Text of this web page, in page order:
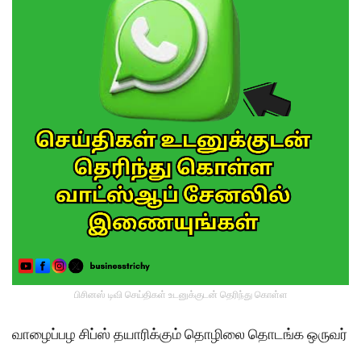
பிசினஸ் டிவி செய்திகள் உடனுக்குடன் தெரிந்து கொள்ள
வாழைப்பழ சிப்ஸ் தயாரிக்கும் தொழிலை தொடங்க ஒருவர்